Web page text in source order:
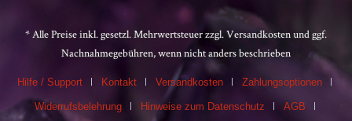
* Alle Preise inkl. gesetzl. Mehrwertsteuer zzgl.Versandkostenund ggf.
Nachnahmegebühren, wenn nicht anders beschrieben
Hilfe / Support Kontakt Versandkosten Zahlungsoptionen
Widerrufsbelehrung Hinweise zum Datenschutz AGB